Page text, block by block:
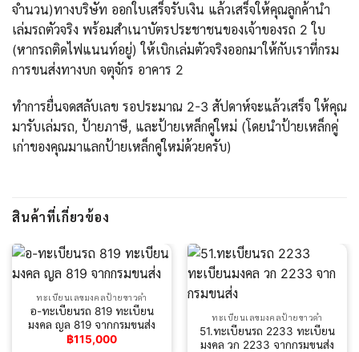
จำนวน)ทางบริษัท ออกใบเสร็จรับเงิน แล้วเสร็จให้คุณลูกค้านำ
เล่มรถตัวจริง พร้อมสำเนาบัตรประชาชนของเจ้าของรถ 2 ใบ
(หากรถติดไฟแนนท์อยู่) ให้เบิกเล่มตัวจริงออกมาให้กับเราที่กรม
การขนส่งทางบก จตุจักร อาคาร 2
ทำการยื่นจดสลับเลข รอประมาณ 2-3 สัปดาห์จะแล้วเสร็จ ให้คุณ
มารับเล่มรถ, ป้ายภาษี, และป้ายเหล็กคู่ใหม่ (โดยนำป้ายเหล็กคู่
เก่าของคุณมาแลกป้ายเหล็กคู่ใหม่ด้วยครับ)
สินค้าที่เกี่ยวข้อง
ทะเบียนเลขมงคลป้ายขาวดำ
อ-ทะเบียนรถ 819 ทะเบียน
มงคล ญล 819 จากกรมขนส่ง
฿115,000
ทะเบียนเลขมงคลป้ายขาวดำ
51.ทะเบียนรถ 2233 ทะเบียน
มงคล วก 2233 จากกรมขนส่ง